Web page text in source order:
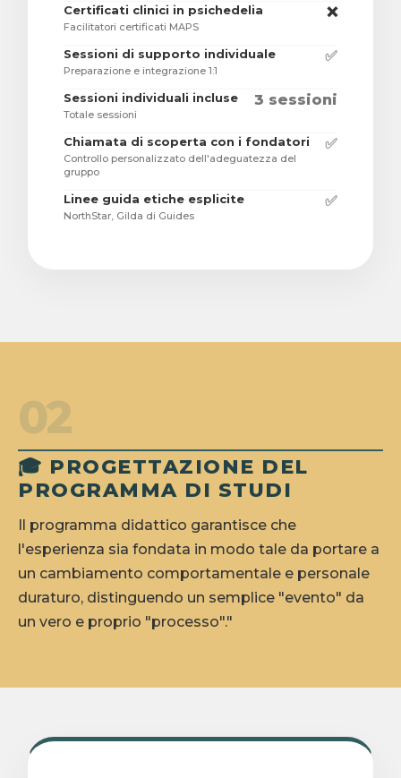
Certificati clinici in psichedelia
Facilitatori certificati MAPS
❌
Sessioni di supporto individuale
Preparazione e integrazione 1:1
✅
Sessioni individuali incluse
Totale sessioni
3 sessioni
Chiamata di scoperta con i fondatori
Controllo personalizzato dell'adeguatezza del
gruppo
✅
Linee guida etiche esplicite
NorthStar, Gilda di Guides
✅
02
🎓 PROGETTAZIONE DEL
PROGRAMMA DI STUDI
Il programma didattico garantisce che
l'esperienza sia fondata in modo tale da portare a
un cambiamento comportamentale e personale
duraturo, distinguendo un semplice "evento" da
un vero e proprio "processo"."